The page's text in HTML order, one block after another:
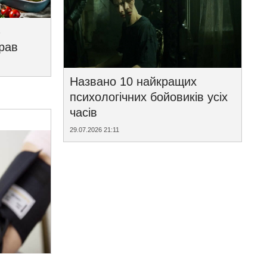
Названо 10 найкращих
психологічних бойовиків усіх
часів
29.07.2026 21:11